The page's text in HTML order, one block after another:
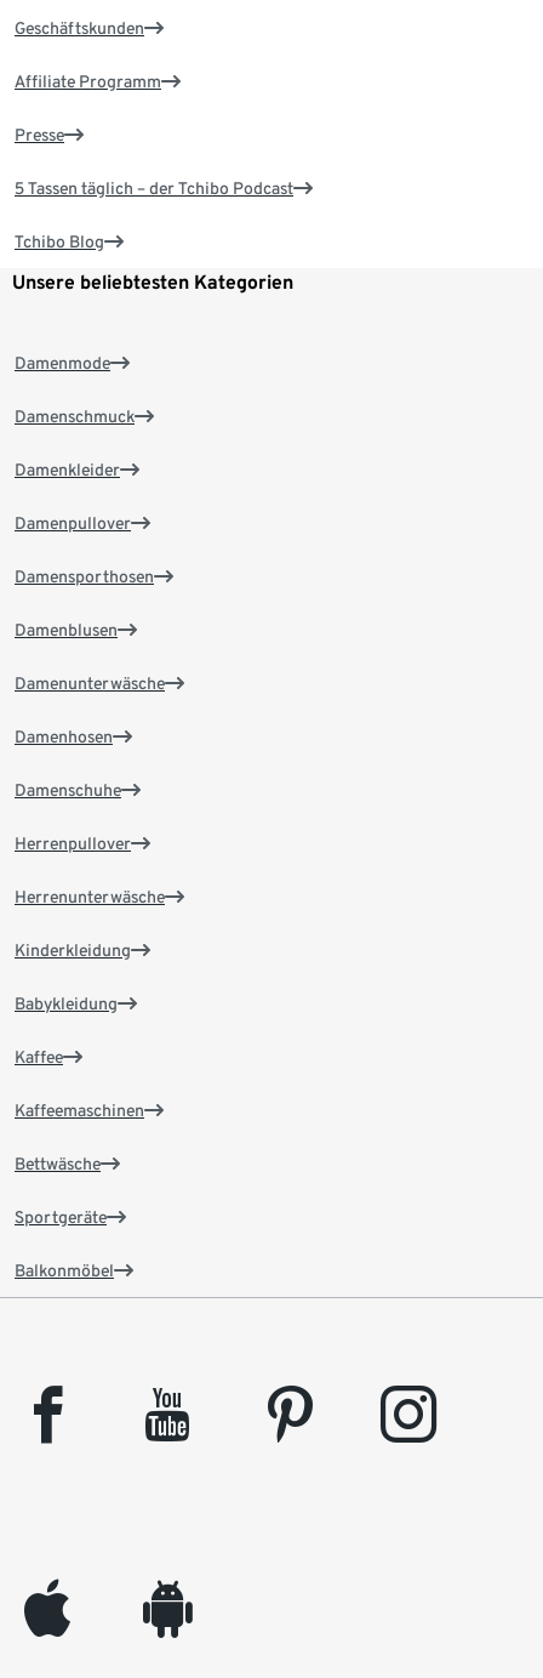
Geschäftskunden
Affiliate Programm
Presse
5 Tassen täglich – der Tchibo Podcast
Tchibo Blog
Unsere beliebtesten Kategorien
Damenmode
Damenschmuck
Damenkleider
Damenpullover
Damensporthosen
Damenblusen
Damenunterwäsche
Damenhosen
Damenschuhe
Herrenpullover
Herrenunterwäsche
Kinderkleidung
Babykleidung
Kaffee
Kaffeemaschinen
Bettwäsche
Sportgeräte
Balkonmöbel
facebook youtube pinterest instagram
appleinc android